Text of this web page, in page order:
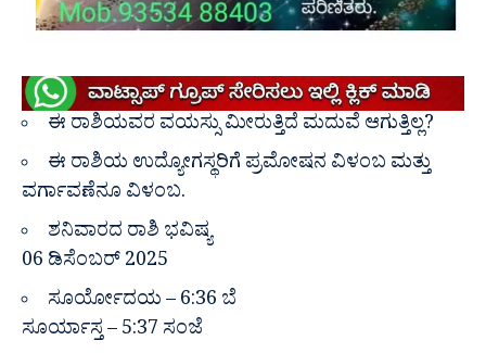
ಈ ರಾಶಿಯವರ ವಯಸ್ಸು ಮೀರುತ್ತಿದೆ ಮದುವೆ ಆಗುತ್ತಿಲ್ಲ?
ಈ ರಾಶಿಯ ಉದ್ಯೋಗಸ್ಥರಿಗೆ ಪ್ರಮೋಷನ ವಿಳಂಬ ಮತ್ತು
ವರ್ಗಾವಣೆನೂ ವಿಳಂಬ.
ಶನಿವಾರದ ರಾಶಿ ಭವಿಷ್ಯ
06 ಡಿಸೆಂಬರ್ 2025
ಸೂರ್ಯೋದಯ – 6:36 ಬೆ
ಸೂರ್ಯಾಸ್ತ – 5:37 ಸಂಜೆ